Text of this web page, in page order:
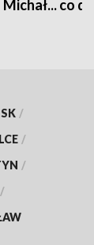
Michał... co
/
/
/
/